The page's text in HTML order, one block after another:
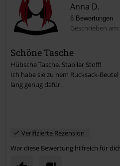
Anna D.
6 Bewertungen
Geschrieben
Schöne Tasche
Hübsche Tasche. Stabiler Stoff!
Ich habe sie zu nem Rucksack-
lang genug dafür.
Verifizierte Rezension
War diese Bewertung hilfreich für